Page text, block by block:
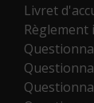
Livret